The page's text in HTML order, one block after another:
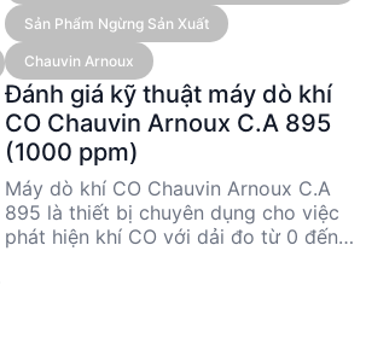
Sản Phẩm Ngừng Sản Xuất
Chauvin Arnoux
Đánh giá kỹ thuật máy dò khí
CO Chauvin Arnoux C.A 895
(1000 ppm)
Máy dò khí CO Chauvin Arnoux C.A
895 là thiết bị chuyên dụng cho việc
phát hiện khí CO với dải đo từ 0 đến